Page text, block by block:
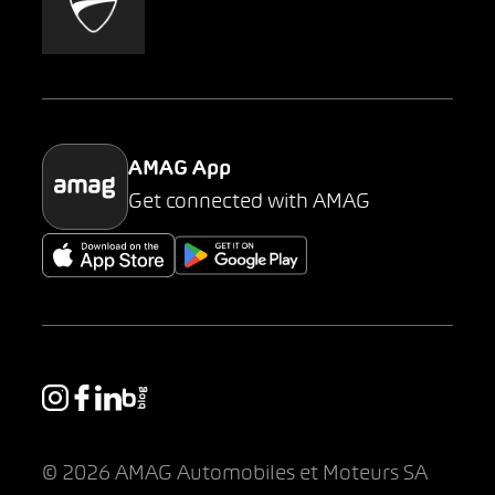
Parking
AMAG App
Get connected with AMAG
© 2026 AMAG Automobiles et Moteurs SA